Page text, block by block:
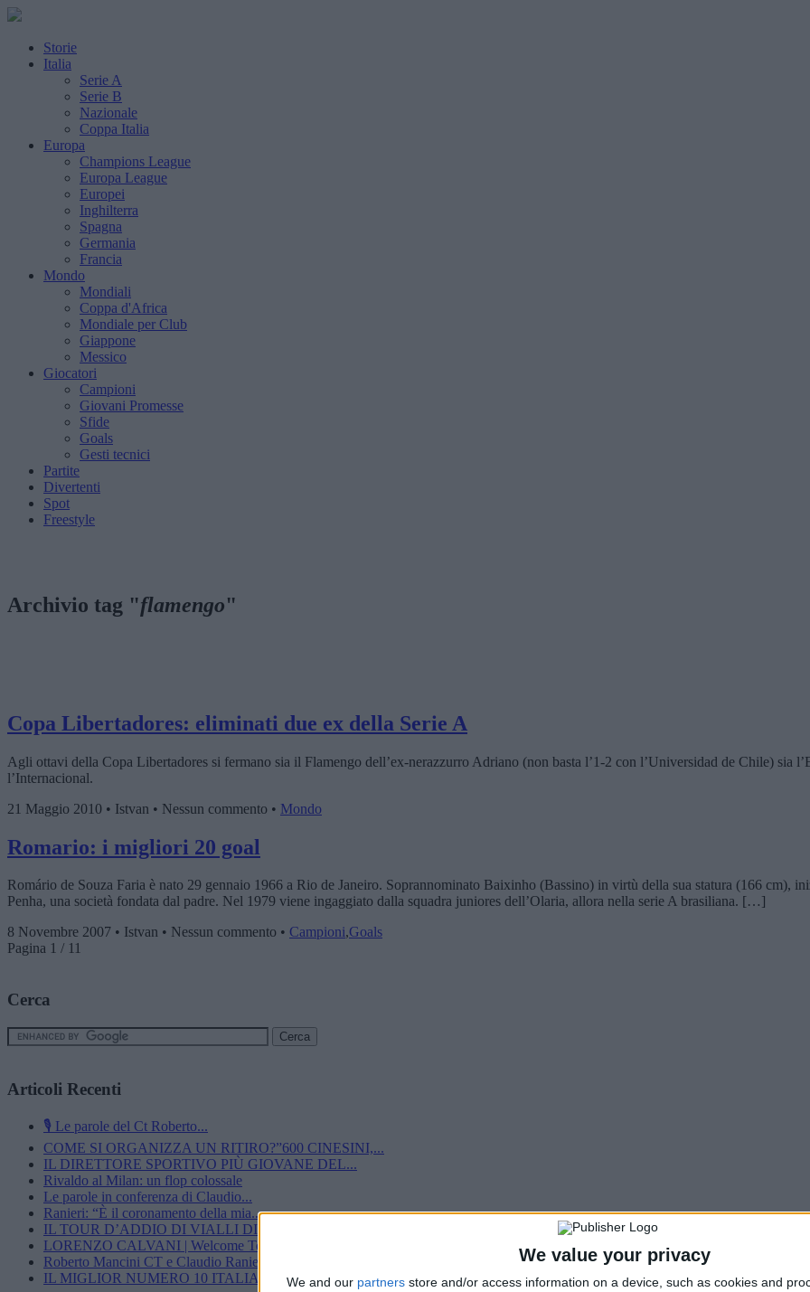
We value your privacy
We and our partners store and/or access information on a device, such as cookies and
Storie
Italia
Serie A
Serie B
Nazionale
Coppa Italia
Europa
Champions League
Europa League
Europei
Inghilterra
Spagna
Germania
Francia
Mondo
Mondiali
Coppa d'Africa
Mondiale per Club
Giappone
Messico
Giocatori
Campioni
Giovani Promesse
Sfide
Goals
Gesti tecnici
Partite
Divertenti
Spot
Freestyle
Archivio tag "flamengo"
Copa Libertadores: eliminati due ex della Serie A
Agli ottavi della Copa Libertadores si fermano sia il Flamengo dell’ex-nerazzurro Adriano (non basta l’1-2 con l’Universidad de Chile) sia
l’Internacional.
21 Maggio 2010 • Istvan • Nessun commento • Mondo
Romario: i migliori 20 goal
Romário de Souza Faria è nato 29 gennaio 1966 a Rio de Janeiro. Soprannominato Baixinho (Bassino) in virtù della sua statura (166 cm),
Penha, una società fondata dal padre. Nel 1979 viene ingaggiato dalla squadra juniores dell’Olaria, allora nella serie A brasiliana. […]
8 Novembre 2007 • Istvan • Nessun commento • Campioni,Goals
Pagina 1 / 11
Cerca
Articoli Recenti
🎙️ Le parole del Ct Roberto...
COME SI ORGANIZZA UN RITIRO?”600 CINESINI,...
IL DIRETTORE SPORTIVO PIÙ GIOVANE DEL...
Rivaldo al Milan: un flop colossale
Le parole in conferenza di Claudio...
Ranieri: “È il coronamento della mia...
IL TOUR D’ADDIO DI VIALLI DIMOSTRA...
LORENZO CALVANI | Welcome To AC...
Roberto Mancini CT e Claudio Ranieri...
IL MIGLIOR NUMERO 10 ITALIANO DEGLI...